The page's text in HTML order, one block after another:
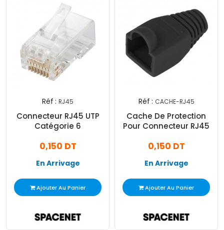
Réf : RJ45
Connecteur RJ45 UTP
Catégorie 6
0,150 DT
En Arrivage
Ajouter Au Panier
Réf : CACHE-RJ45
Cache De Protection
Pour Connecteur RJ45
0,150 DT
En Arrivage
Ajouter Au Panier